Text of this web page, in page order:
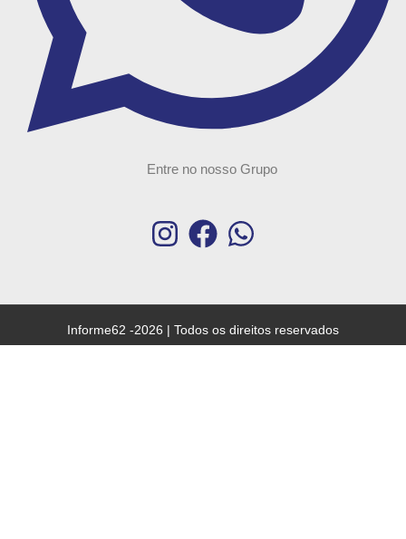
Entre no nosso Grupo
Informe62 -2026 | Todos os direitos reservados